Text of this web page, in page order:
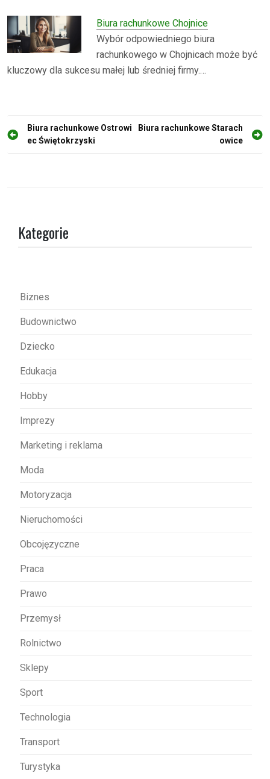
Biura rachunkowe Chojnice
Wybór odpowiedniego biura
rachunkowego w Chojnicach może być
kluczowy dla sukcesu małej lub średniej firmy.…
N
Biura rachunkowe Ostrowi
ec Świętokrzyski
Biura rachunkowe Starach
owice
Kategorie
Biznes
Budownictwo
Dziecko
Edukacja
Hobby
Imprezy
Marketing i reklama
Moda
Motoryzacja
Nieruchomości
Obcojęzyczne
Praca
Prawo
Przemysł
Rolnictwo
Sklepy
Sport
Technologia
Transport
Turystyka